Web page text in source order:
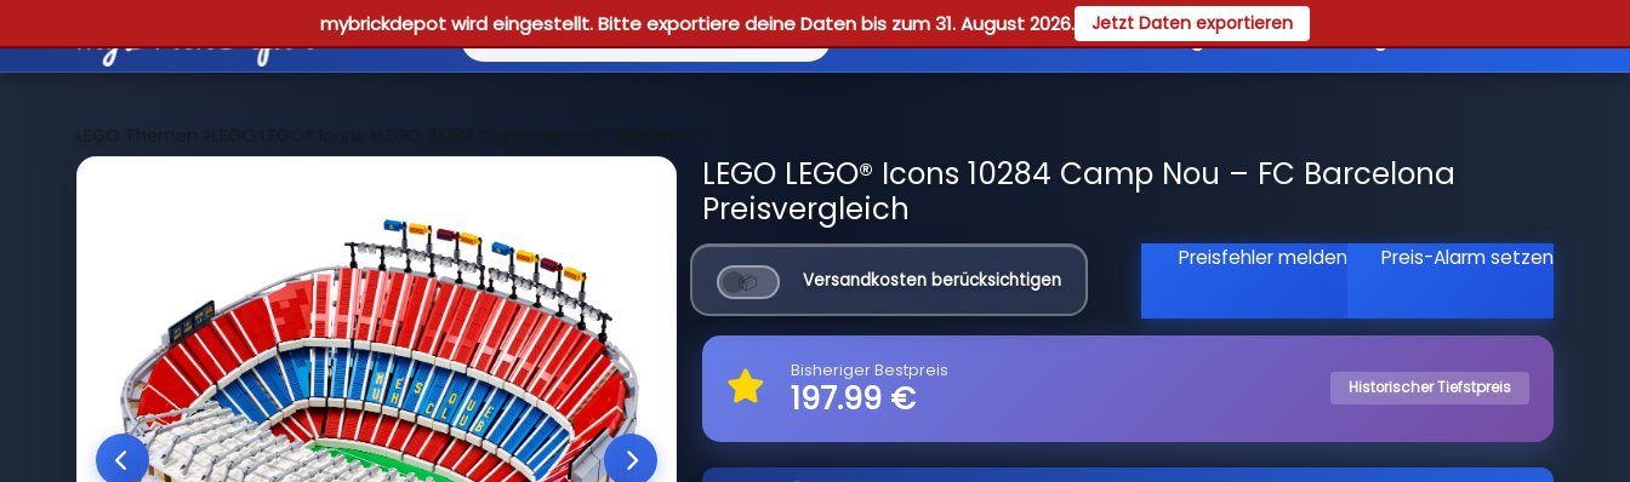
mybrickdepot wird eingestellt. Bitte exportiere deine Daten bis zum 31. August 2026. Jetzt Daten exportieren
Reviews Guides Registrieren
LEGO Themen >LEGO LEGO® Icons >LEGO 10284 Camp Nou – FC Barcelona
LEGO LEGO® Icons 10284 Camp Nou – FC Barcelona
Preisvergleich
Versandkosten berücksichtigen
Preisfehler melden Preis-Alarm setzen
Bisheriger Bestpreis
197.99 € Historischer Tiefstpreis